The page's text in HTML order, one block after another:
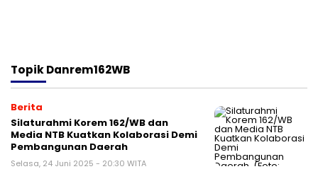
TopikDanrem162WB
Berita
Silaturahmi Korem 162/WB dan
Media NTB Kuatkan Kolaborasi Demi
Pembangunan Daerah
Selasa, 24 Juni 2025 - 20:30 WITA